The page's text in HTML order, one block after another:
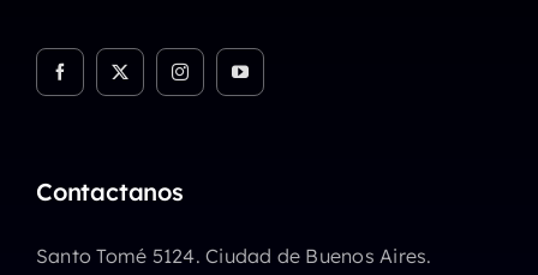
Contactanos
Santo Tomé 5124. Ciudad de Buenos Aires.